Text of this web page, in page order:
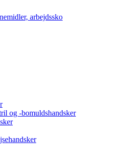
og -bomuldshandsker